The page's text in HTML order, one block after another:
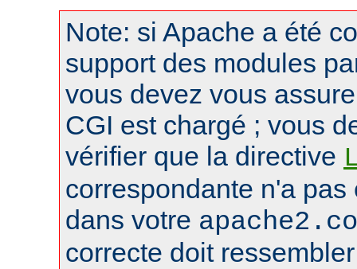
Note: si Apache a été
support des modules
vous devez vous
CGI est chargé ; vous
vérifier que la directive
correspondante n'a pas
dans votre
correcte doit